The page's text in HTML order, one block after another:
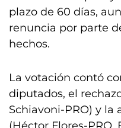
plazo de 60 días,
renuncia por parte
hechos.
La votación contó
diputados, el
Schiavoni-PRO) y la